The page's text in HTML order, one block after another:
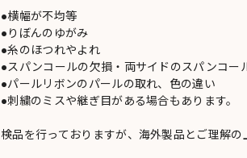
●横幅が不均等
●りぼんのゆがみ
●糸のほつれやよれ
●スパンコールの欠損・両サイドのスパンコー
●パールリボンのパールの取れ、色の違い
●刺繍のミスや継ぎ目がある場合もあります。
検品を行っておりますが、海外製品とご理解の